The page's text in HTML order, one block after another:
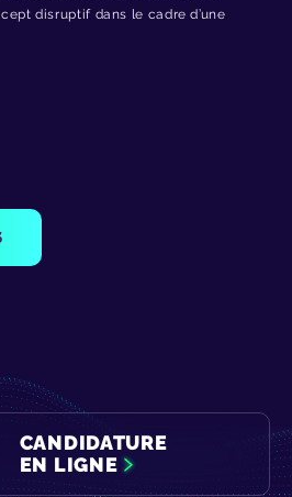
disruptif dans le cadre d’une
CANDIDATURE
EN LIGNE